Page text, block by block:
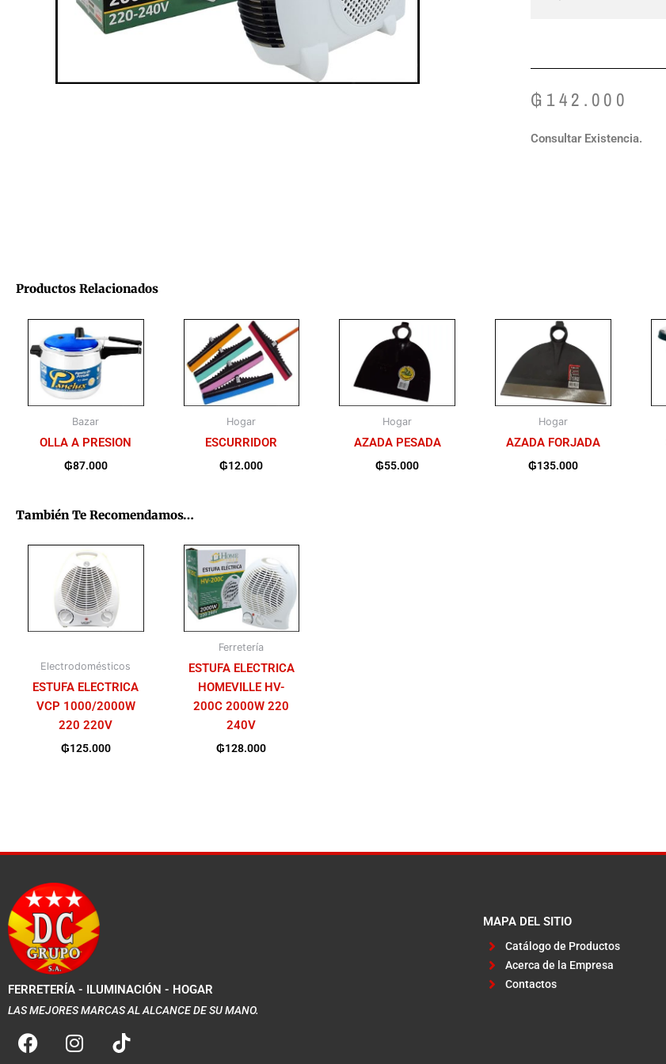
₲ 142.000
Consultar Existencia.
Productos Relacionados
Bazar
OLLA A PRESION
₲87.000
Hogar
ESCURRIDOR
₲12.000
Hogar
AZADA PESADA
₲55.000
Hogar
AZADA FORJADA
₲135.000
También Te Recomendamos…
Electrodomésticos
ESTUFA ELECTRICA
VCP 1000/2000W
220 220V
₲125.000
Ferretería
ESTUFA ELECTRICA
HOMEVILLE HV-
200C 2000W 220
240V
₲128.000
FERRETERÍA - ILUMINACIÓN - HOGAR
LAS MEJORES MARCAS AL ALCANCE DE SU MANO.
F
a
I
n
MAPA DEL SITIO
Catálogo de Productos
Acerca de la Empresa
Contactos